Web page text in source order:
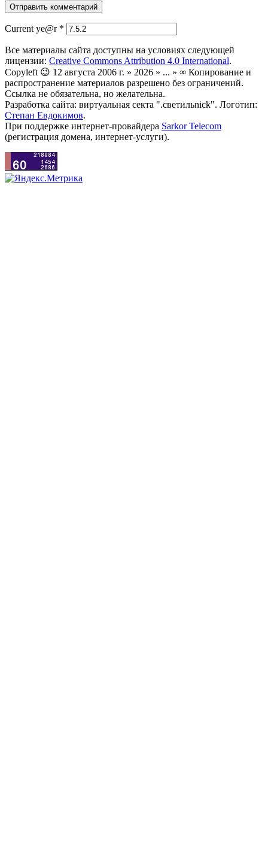
Current ye@r *
Все материалы сайта доступны на условиях следующей
лицензии: Creative Commons Attribution 4.0 International.
Copyleft 😉 12 августа 2006 г. » 2026 » ... » ∞ Копирование и
распространение материалов разрешено без ограничений.
Ссылка не обязательна, но желательна.
Разработка сайта: виртуальная секта ".светильnick". Логотип:
Степан Евдокимов.
При поддержке интернет-провайдера Sarkor Telecom
(регистрация домена, интернет-услуги).